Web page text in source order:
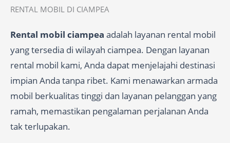
RENTAL MOBIL DI CIAMPEA
Rental mobil ciampea adalah layanan rental mobil
yang tersedia di wilayah ciampea. Dengan layanan
rental mobil kami, Anda dapat menjelajahi destinasi
impian Anda tanpa ribet. Kami menawarkan armada
mobil berkualitas tinggi dan layanan pelanggan yang
ramah, memastikan pengalaman perjalanan Anda
tak terlupakan.